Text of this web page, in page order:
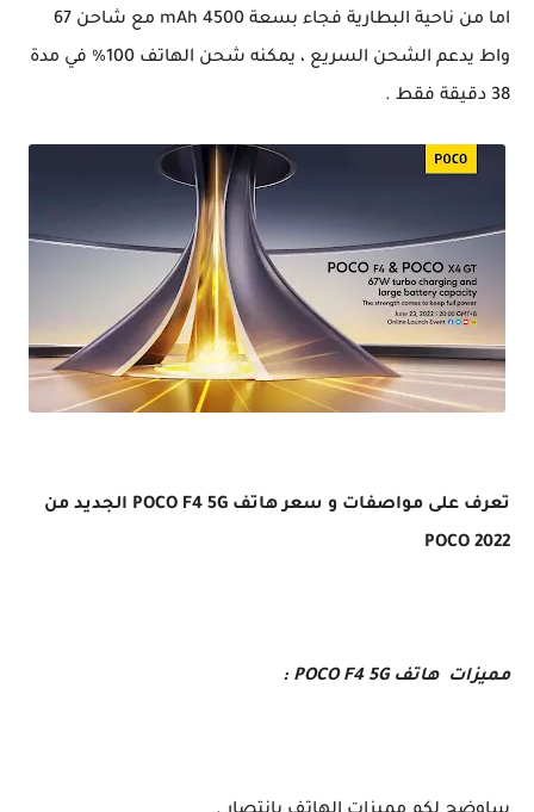
اما من ناحية البطارية فجاء بسعة 4500 mAh مع شاحن 67
واط يدعم الشحن السريع ، يمكنه شحن الهاتف 100% في مدة
38 دقيقة فقط .
تعرف على مواصفات و سعر هاتف POCO F4 5G الجديد من
POCO 2022
مميزات هاتف POCO F4 5G :